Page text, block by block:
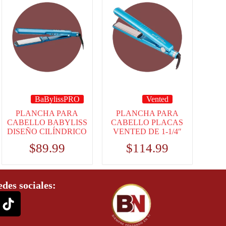
BaBylissPRO
PLANCHA PARA
CABELLO BABYLISS
DISEÑO CILÍNDRICO
$89.99
Vented
PLANCHA PARA
CABELLO PLACAS
VENTED DE 1-1/4″
$114.99
sociales: